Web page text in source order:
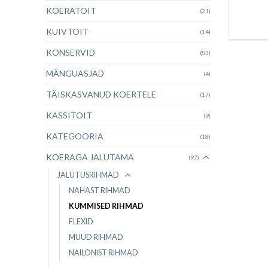
KOERATOIT (21)
KUIVTOIT (14)
KONSERVID (83)
MÄNGUASJAD (4)
TÄISKASVANUD KOERTELE (17)
KASSITOIT (9)
KATEGOORIA (18)
KOERAGA JALUTAMA (97)
JALUTUSRIHMAD
NAHAST RIHMAD
KUMMISED RIHMAD
FLEXID
MUUD RIHMAD
NAILONIST RIHMAD